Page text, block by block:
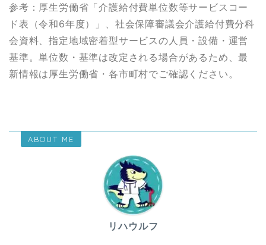
参考：厚生労働省「介護給付費単位数等サービスコー
ド表（令和6年度）」、社会保障審議会介護給付費分科
会資料、指定地域密着型サービスの人員・設備・運営
基準。単位数・基準は改定される場合があるため、最
新情報は厚生労働省・各市町村でご確認ください。
ABOUT ME
リハウルフ